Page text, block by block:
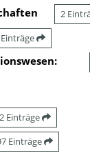
2
Einträge
Einträge